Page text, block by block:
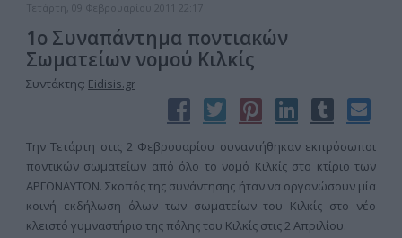
Τετάρτη, 09 Φεβρουαρίου 2011 22:17
1o Συναπάντημα ποντιακών
Σωματείων νομού Κιλκίς
Συντάκτης: Eidisis.gr
Την Τετάρτη στις 2 Φεβρουαρίου συναντήθηκαν εκπρόσωποι
ποντικών σωματείων από όλο το νομό Κιλκίς στο κτίριο των
ΑΡΓΟΝΑΥΤΩΝ. Σκοπός της συνάντησης ήταν να οργανώσουν μία
κοινή εκδήλωση όλων των σωματείων του Κιλκίς στο νέο
κλειστό γυμναστήριο της πόλης του Κιλκίς στις 2 Απριλίου.